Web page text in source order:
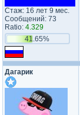
Стаж: 16 лет 9 мес.
Сообщений: 73
Ratio: 4.329
41.65%
Дагарик